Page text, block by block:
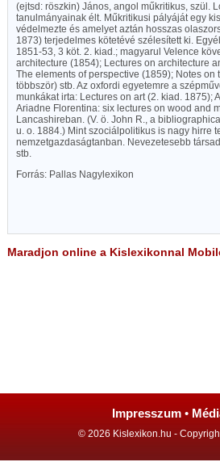
(ejtsd: röszkin) János, angol műkritikus, szül.
tanulmányainak élt. Műkritikusi pályáját egy
védelmezte és amelyet aztán hosszas
1873) terjedelmes kötetévé szélesített ki.
1851-53, 3 köt. 2. kiad.; magyarul Velence
architecture (1854); Lectures on architecture
The elements of perspective (1859); Notes
többször) stb. Az oxfordi egyetemre a
munkákat irta: Lectures on art (2. kiad. 1875);
Ariadne Florentina: six lectures on wood and
Lancashireban. (V. ö. John R., a
u. o. 1884.) Mint szociálpolitikus is nagy hirre
nemzetgazdaságtanban. Nevezetesebb
stb.
Forrás: Pallas Nagylexikon
Maradjon online a Kislexikonnal
Impresszum •
© 2026 Kislexikon.hu -